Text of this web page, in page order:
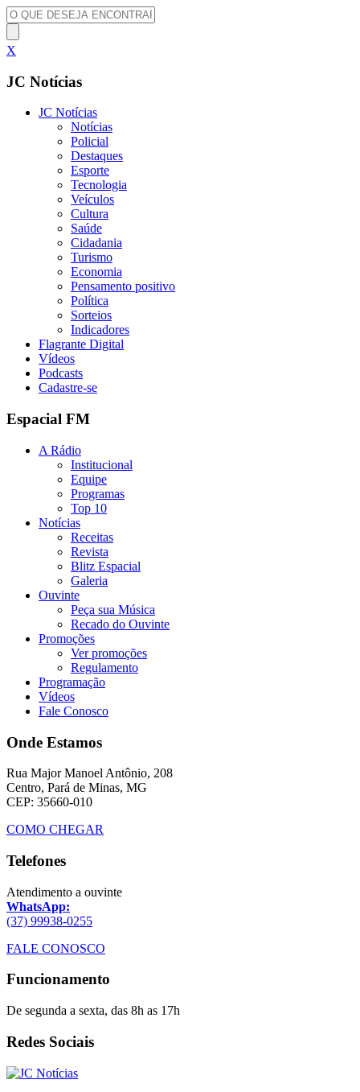
X
JC Notícias
JC Notícias
Notícias
Policial
Destaques
Esporte
Tecnologia
Veículos
Cultura
Saúde
Cidadania
Turismo
Economia
Pensamento positivo
Política
Sorteios
Indicadores
Flagrante Digital
Vídeos
Podcasts
Cadastre-se
Espacial FM
A Rádio
Institucional
Equipe
Programas
Top 10
Notícias
Receitas
Revista
Blitz Espacial
Galeria
Ouvinte
Peça sua Música
Recado do Ouvinte
Promoções
Ver promoções
Regulamento
Programação
Vídeos
Fale Conosco
Onde Estamos
Rua Major Manoel Antônio, 208
Centro, Pará de Minas, MG
CEP: 35660-010
COMO CHEGAR
Telefones
Atendimento a ouvinte
WhatsApp:
(37) 99938-0255
FALE CONOSCO
Funcionamento
De segunda a sexta, das 8h as 17h
Redes Sociais